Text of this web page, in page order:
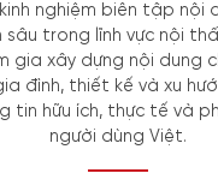
nghiệm biên tập nội
sâu trong lĩnh vực nội
gia xây dựng nội dung
đình, thiết kế và xu
tin hữu ích, thực tế và
người dùng Việt.